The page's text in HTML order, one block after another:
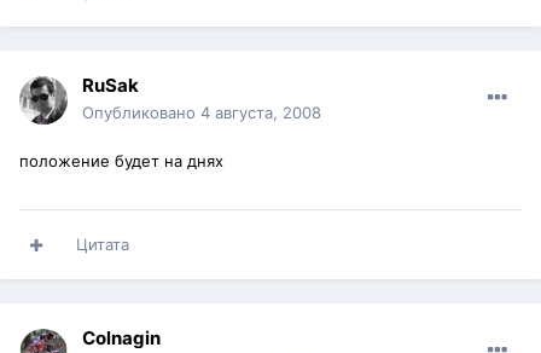
RuSak
Опубликовано 4 августа, 2008
положение будет на днях
Цитата
Colnagin